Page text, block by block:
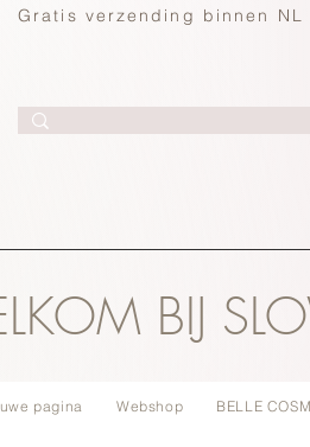
Gratis verzending binnen NL
BIJ
pagina Webshop BELLE